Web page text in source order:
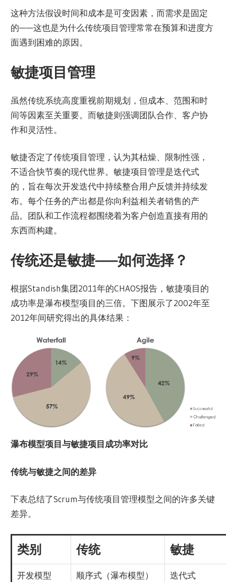
这种方法假设时间和成本是可变因素，而需求是固定
的——这也是为什么传统项目管理常常在预算和进度方
面遇到困难的原因。
敏捷项目管理
虽然传统系统高度重视前期规划，但成本、范围和时
间等因素至关重要。而敏捷则强调团队合作、客户协
作和灵活性。
敏捷否定了传统项目管理，认为其枯燥、限制性强，
不适合快节奏的现代世界。敏捷项目管理是迭代式
的，旨在每次开发迭代中持续整合用户反馈并持续发
布。每个任务的产出都是你向利益相关者销售的产
品。团队和工作流程都围绕着为客户创造直接有用的
东西而构建。
传统还是敏捷——如何选择？
根据Standish集团2011年的CHAOS报告，敏捷项目的
成功率是瀑布模型项目的三倍。下图展示了2002年至
2012年间研究得出的具体结果：
瀑布模型项目与敏捷项目成功率对比
传统与敏捷之间的差异
下表总结了Scrum与传统项目管理模型之间的许多关键
差异。
类别 传统 敏捷
开发模型 顺序式（瀑布模型） 迭代式